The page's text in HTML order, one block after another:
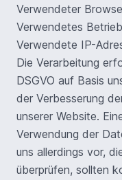
Verwendeter
Verwendetes
Verwendete IP-
Die Verarbeitung
DSGVO auf Basis
der Verbesserung
unserer Website.
Verwendung der
uns allerdings vor,
überprüfen, sollten